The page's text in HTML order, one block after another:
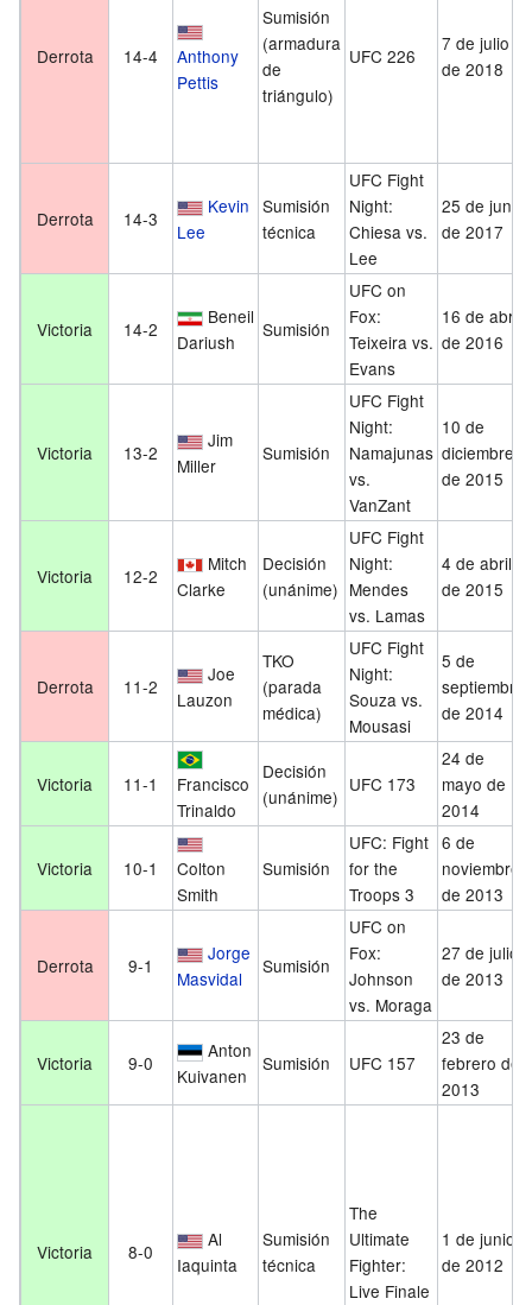
Derrota 14-4
Anthony
Pettis
Sumisión
(armadura
de
triángulo)
UFC 226
7 de julio
de 2018
Derrota 14-3
Kevin
Lee
Sumisión
técnica
UFC Fight
Night:
Chiesa vs.
Lee
25 de junio
de 2017
Victoria 14-2
Beneil
Dariush
Sumisión
UFC on
Fox:
Teixeira vs.
Evans
16 de abril
de 2016
Victoria 13-2
Jim
Miller
Sumisión
UFC Fight
Night:
Namajunas
vs.
VanZant
10 de
diciembre
de 2015
Victoria 12-2
Mitch
Clarke
Decisión
(unánime)
UFC Fight
Night:
Mendes
vs. Lamas
4 de abril
de 2015
Derrota 11-2
Joe
Lauzon
TKO
(parada
médica)
UFC Fight
Night:
Souza vs.
Mousasi
5 de
septiembre
de 2014
Victoria 11-1
Francisco
Trinaldo
Decisión
(unánime)
UFC 173
24 de
mayo de
2014
Victoria 10-1
Colton
Smith
Sumisión
UFC: Fight
for the
Troops 3
6 de
noviembre
de 2013
Derrota 9-1
Jorge
Masvidal
Sumisión
UFC on
Fox:
Johnson
vs. Moraga
27 de julio
de 2013
Victoria 9-0
Anton
Kuivanen
Sumisión UFC 157
23 de
febrero de
2013
Victoria 8-0
Al
Iaquinta
Sumisión
técnica
The
Ultimate
Fighter:
Live Finale
1 de junio
de 2012